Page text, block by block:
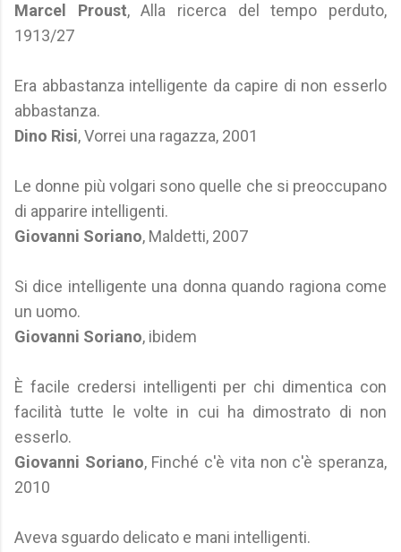
Marcel Proust, Alla ricerca del tempo perduto,
1913/27
Era abbastanza intelligente da capire di non esserlo
abbastanza.
Dino Risi, Vorrei una ragazza, 2001
Le donne più volgari sono quelle che si preoccupano
di apparire intelligenti.
Giovanni Soriano, Maldetti, 2007
Si dice intelligente una donna quando ragiona come
un uomo.
Giovanni Soriano, ibidem
È facile credersi intelligenti per chi dimentica con
facilità tutte le volte in cui ha dimostrato di non
esserlo.
Giovanni Soriano, Finché c'è vita non c'è speranza,
2010
Aveva sguardo delicato e mani intelligenti.